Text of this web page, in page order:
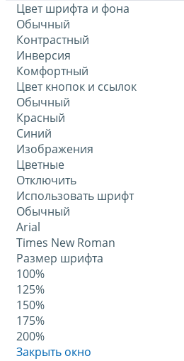
Цвет шрифта и фона
Обычный
Контрастный
Инверсия
Комфортный
Цвет кнопок и ссылок
Обычный
Красный
Синий
Изображения
Цветные
Отключить
Использовать шрифт
Обычный
Arial
Times New Roman
Размер шрифта
100%
125%
150%
175%
200%
Закрыть окно